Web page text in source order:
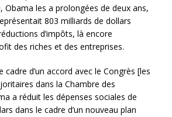
Obama les a prolongées de deux ans,
803 milliards de dollars
d’impôts, là encore
des riches et des entreprises.
cadre d’un accord avec le Congrès [les
dans la Chambre des
a réduit les dépenses sociales de
dans le cadre d’un nouveau plan